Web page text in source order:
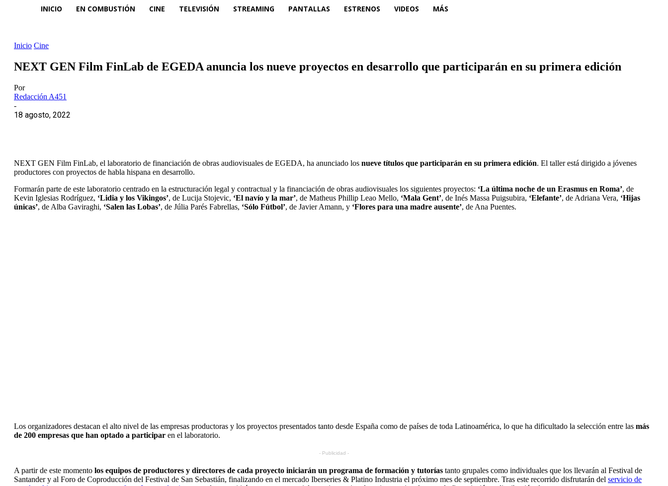
INICIO EN COMBUSTIÓN CINE TELEVISIÓN STREAMING PANTALLAS ESTRENOS VIDEOS MÁS
Inicio Cine
NEXT GEN Film FinLab de EGEDA anuncia los nueve proyectos en desarrollo que participarán en su primera edición
Por
Redacción A451
-
18 agosto, 2022
NEXT GEN Film FinLab, el laboratorio de financiación de obras audiovisuales de EGEDA, ha anunciado los nueve títulos que participarán en su primera edición. El taller está dirigido a jóvenes
productores con proyectos de habla hispana en desarrollo.
Formarán parte de este laboratorio centrado en la estructuración legal y contractual y la financiación de obras audiovisuales los siguientes proyectos: ‘La última noche de un Erasmus en Roma’, de
Kevin Iglesias Rodríguez, ‘Lidia y los Vikingos’, de Lucija Stojevic, ‘El navío y la mar’, de Matheus Phillip Leao Mello, ‘Mala Gent’, de Inés Massa Puigsubira, ‘Elefante’, de Adriana Vera, ‘Hijas
únicas’, de Alba Gaviraghi, ‘Salen las Lobas’, de Júlia Parés Fabrellas, ‘Sólo Fútbol’, de Javier Amann, y ‘Flores para una madre ausente’, de Ana Puentes.
Los organizadores destacan el alto nivel de las empresas productoras y los proyectos presentados tanto desde España como de países de toda Latinoamérica, lo que ha dificultado la selección entre las más
de 200 empresas que han optado a participar en el laboratorio.
- Publicidad -
A partir de este momento los equipos de productores y directores de cada proyecto iniciarán un programa de formación y tutorías tanto grupales como individuales que los llevarán al Festival de
Santander y al Foro de Coproducción del Festival de San Sebastián, finalizando en el mercado Iberseries & Platino Industria el próximo mes de septiembre. Tras este recorrido disfrutarán del servicio de